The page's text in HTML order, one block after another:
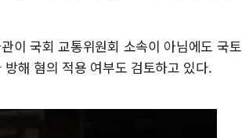
이 국회 교통위원회 소속이 아님에도 국토
해 혐의 적용 여부도 검토하고 있다.